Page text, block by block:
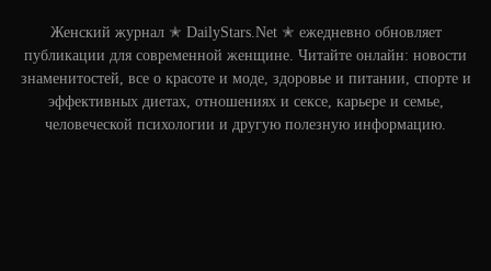
Женский журнал ✭ DailyStars.Net ✭ ежедневно обновляет
публикации для современной женщине. Читайте онлайн: новости
знаменитостей, все о красоте и моде, здоровье и питании, спорте и
эффективных диетах, отношениях и сексе, карьере и семье,
человеческой психологии и другую полезную информацию.